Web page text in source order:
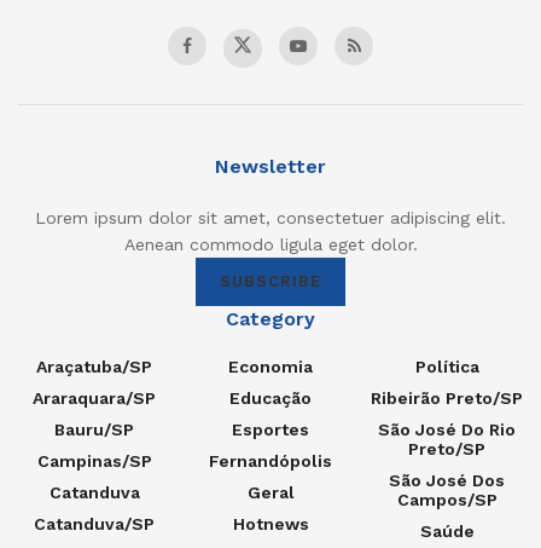
Newsletter
Lorem ipsum dolor sit amet, consectetuer adipiscing elit.
Aenean commodo ligula eget dolor.
SUBSCRIBE
Category
Araçatuba/SP
Araraquara/SP
Bauru/SP
Campinas/SP
Catanduva
Catanduva/SP
Economia
Educação
Esportes
Fernandópolis
Geral
Hotnews
Política
Ribeirão Preto/SP
São José Do Rio
Preto/SP
São José Dos
Campos/SP
Saúde